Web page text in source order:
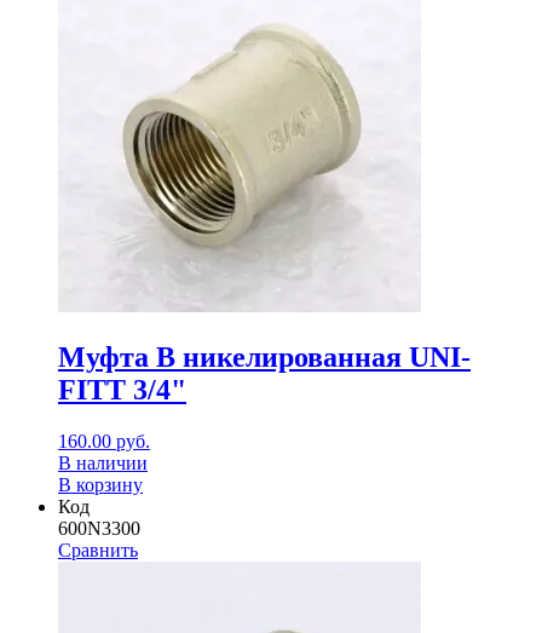
Муфта В никелированная UNI-
FITT 3/4"
160.00 руб.
В наличии
В корзину
Код
600N3300
Сравнить